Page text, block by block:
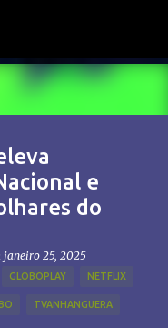
principal
e
do
janeiro 25, 2025
GLOBOPLAY NETFLIX
TVANHANGUERA